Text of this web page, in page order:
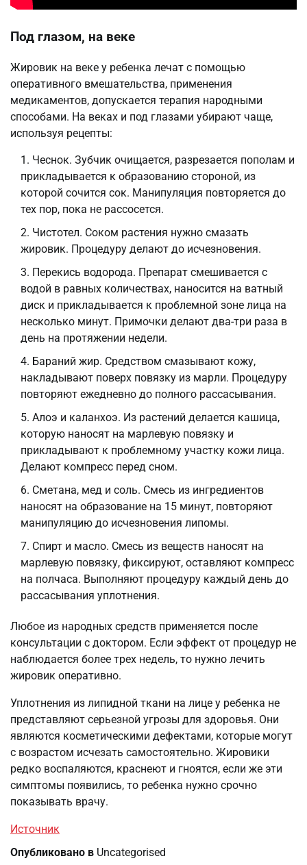
Под глазом, на веке
Жировик на веке у ребенка лечат с помощью
оперативного вмешательства, применения
медикаментов, допускается терапия народными
способами. На веках и под глазами убирают чаще,
используя рецепты:
Чеснок. Зубчик очищается, разрезается пополам и
прикладывается к образованию стороной, из
которой сочится сок. Манипуляция повторяется до
тех пор, пока не рассосется.
Чистотел. Соком растения нужно смазать
жировик. Процедуру делают до исчезновения.
Перекись водорода. Препарат смешивается с
водой в равных количествах, наносится на ватный
диск и прикладывается к проблемной зоне лица на
несколько минут. Примочки делают два-три раза в
день на протяжении недели.
Бараний жир. Средством смазывают кожу,
накладывают поверх повязку из марли. Процедуру
повторяют ежедневно до полного рассасывания.
Алоэ и каланхоэ. Из растений делается кашица,
которую наносят на марлевую повязку и
прикладывают к проблемному участку кожи лица.
Делают компресс перед сном.
Сметана, мед и соль. Смесь из ингредиентов
наносят на образование на 15 минут, повторяют
манипуляцию до исчезновения липомы.
Спирт и масло. Смесь из веществ наносят на
марлевую повязку, фиксируют, оставляют компресс
на полчаса. Выполняют процедуру каждый день до
рассасывания уплотнения.
Любое из народных средств применяется после
консультации с доктором. Если эффект от процедур не
наблюдается более трех недель, то нужно лечить
жировик оперативно.
Уплотнения из липидной ткани на лице у ребенка не
представляют серьезной угрозы для здоровья. Они
являются косметическими дефектами, которые могут
с возрастом исчезать самостоятельно. Жировики
редко воспаляются, краснеют и гноятся, если же эти
симптомы появились, то ребенка нужно срочно
показывать врачу.
Источник
Опубликовано в Uncategorised